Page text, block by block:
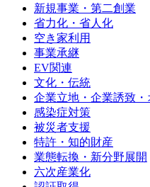
新規事業・第二創業
省力化・省人化
空き家利用
事業承継
EV関連
文化・伝統
企業立地・企業誘致
感染症対策
被災者支援
特許・知的財産
業態転換・新分野展開
六次産業化